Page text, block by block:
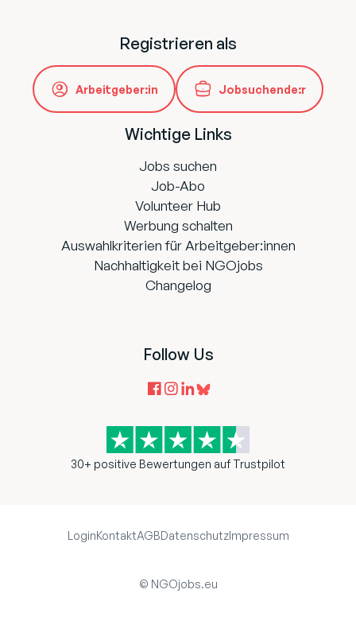
Registrieren als
Arbeitgeber:in Jobsuchende:r
Wichtige Links
Jobs suchen
Job-Abo
Volunteer Hub
Werbung schalten
Auswahlkriterien für Arbeitgeber:innen
Nachhaltigkeit bei NGOjobs
Changelog
Follow Us
30+ positive Bewertungen auf Trustpilot
LoginKontaktAGBDatenschutzImpressum
© NGOjobs.eu